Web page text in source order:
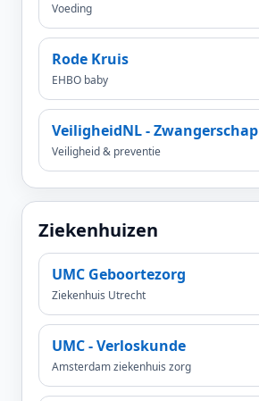
Voeding
Rode Kruis
EHBO baby
VeiligheidNL - Zwangerschap
Veiligheid & preventie
Ziekenhuizen
UMC Geboortezorg
Ziekenhuis Utrecht
UMC - Verloskunde
Amsterdam ziekenhuis zorg